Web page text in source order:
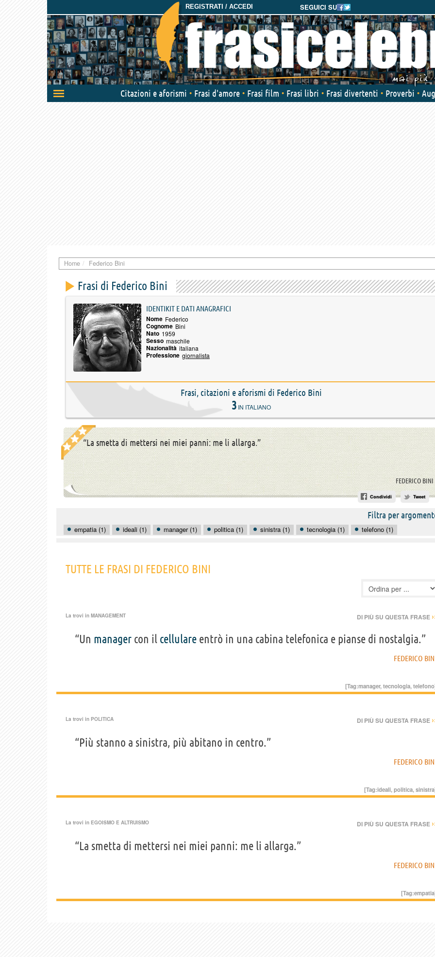
SEGUICI SU
REGISTRATI / ACCEDI
Attiva/disattiva
navigazione
Citazioni e aforismi Frasi d'amore Frasi film Frasi libri Frasi divertenti Proverbi
Home Federico Bini
Frasi di Federico Bini
IDENTIKIT E DATI ANAGRAFICI
Nome Federico
Cognome Bini
Nato 1959
Sesso maschile
Nazionalità italiana
Professione giornalista
Frasi, citazioni e aforismi di Federico Bini
3IN ITALIANO
“La smetta di mettersi nei miei panni: me li allarga.”
FEDERICO BINI
Condividi Tweet
Filtra per
empatia (1) ideali (1) manager (1) politica (1) sinistra (1) tecnologia (1) telefono (1)
TUTTE LE FRASI DI FEDERICO BINI
La trovi in MANAGEMENT DI PIÙ SU QUESTA FRASE
“Un manager con il cellulare entrò in una cabina telefonica e pianse di nostalgia.”
FEDERICO
[Tag:manager,tecnologia,telefono
La trovi in POLITICA DI PIÙ SU QUESTA FRASE
“Più stanno a sinistra, più abitano in centro.”
FEDERICO
[Tag:ideali,politica,sinistra
La trovi in EGOISMO E ALTRUISMO DI PIÙ SU QUESTA FRASE
“La smetta di mettersi nei miei panni: me li allarga.”
FEDERICO
[Tag:empatia